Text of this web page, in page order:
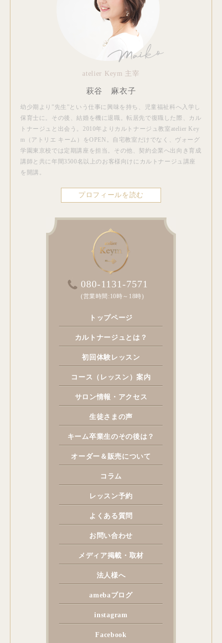
atelier Keym 主宰
萩谷 麻衣子
幼少期より”先生”という仕事に興味を持ち、児童福祉科へ入学し
保育士に。その後、結婚を機に退職。転居先で復職した際、カル
トナージュと出会う。2010年よりカルトナージュ教室atelier Key
m（アトリエ キーム）をOPEN。自宅教室だけでなく、ヴォーグ
学園東京校では定期講座を担当。その他、契約企業へ出向き育成
講師と共に年間3500名以上のお客様向けにカルトナージュ講座
を開講。
プロフィールを読む
080-1131-7571
(営業時間:10時～18時)
トップページ
カルトナージュとは？
初回体験レッスン
コース（レッスン）案内
サロン情報・アクセス
生徒さまの声
キーム卒業生のその後は？
オーダー＆販売について
コラム
レッスン予約
よくある質問
お問い合わせ
メディア掲載・取材
法人様へ
amebaブログ
instagram
Facebook